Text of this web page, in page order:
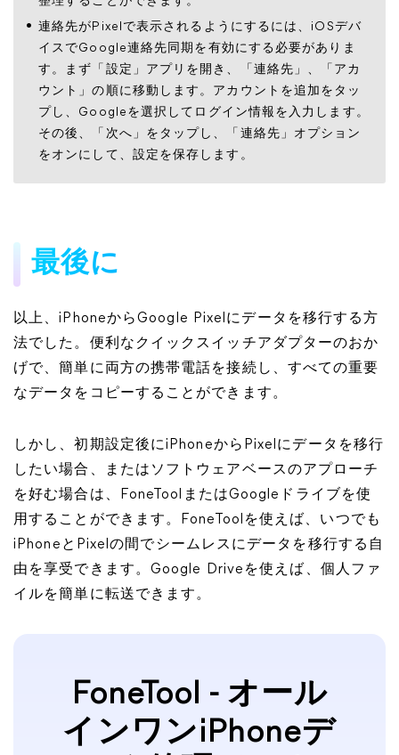
連絡先がPixelで表示されるようにするには、iOSデバ
イスでGoogle連絡先同期を有効にする必要がありま
す。まず「設定」アプリを開き、「連絡先」、「アカ
ウント」の順に移動します。アカウントを追加をタッ
プし、Googleを選択してログイン情報を入力します。
その後、「次へ」をタップし、「連絡先」オプション
をオンにして、設定を保存します。
最後に
以上、iPhoneからGoogle Pixelにデータを移行する方
法でした。便利なクイックスイッチアダプターのおか
げで、簡単に両方の携帯電話を接続し、すべての重要
なデータをコピーすることができます。
しかし、初期設定後にiPhoneからPixelにデータを移行
したい場合、またはソフトウェアベースのアプローチ
を好む場合は、FoneToolまたはGoogleドライブを使
用することができます。FoneToolを使えば、いつでも
iPhoneとPixelの間でシームレスにデータを移行する自
由を享受できます。Google Driveを使えば、個人ファ
イルを簡単に転送できます。
FoneTool - オール
インワンiPhoneデ